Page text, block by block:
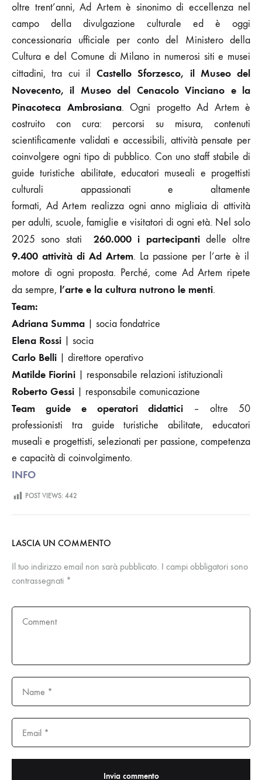
oltre trent’anni, Ad Artem è sinonimo di eccellenza nel
campo della divulgazione culturale ed è oggi
concessionaria ufficiale per conto del Ministero della
Cultura e del Comune di Milano in numerosi siti e musei
cittadini, tra cui il Castello Sforzesco, il Museo del
Novecento, il Museo del Cenacolo Vinciano e la
Pinacoteca Ambrosiana. Ogni progetto Ad Artem è
costruito con cura: percorsi su misura, contenuti
scientificamente validati e accessibili, attività pensate per
coinvolgere ogni tipo di pubblico. Con uno staff stabile di
guide turistiche abilitate, educatori museali e progettisti
culturali appassionati e altamente
formati, Ad Artem realizza ogni anno migliaia di attività
per adulti, scuole, famiglie e visitatori di ogni età. Nel solo
2025 sono stati 260.000 i partecipantidelle oltre
9.400 attività di Ad Artem. La passione per l’arte è il
motore di ogni proposta. Perché, come Ad Artem ripete
da sempre, l’arte e la cultura nutrono le menti.
Team:
Adriana Summa | socia fondatrice
Elena Rossi | socia
Carlo Belli | direttore operativo
Matilde Fiorini | responsabile relazioni istituzionali
Roberto Gessi | responsabile comunicazione
Team guide e operatori didattici – oltre 50
professionisti tra guide turistiche abilitate, educatori
museali e progettisti, selezionati per passione, competenza
e capacità di coinvolgimento.
INFO
POST VIEWS: 442
LASCIA UN COMMENTO
Il tuo indirizzo email non sarà pubblicato. I campi obbligatori sono
contrassegnati *